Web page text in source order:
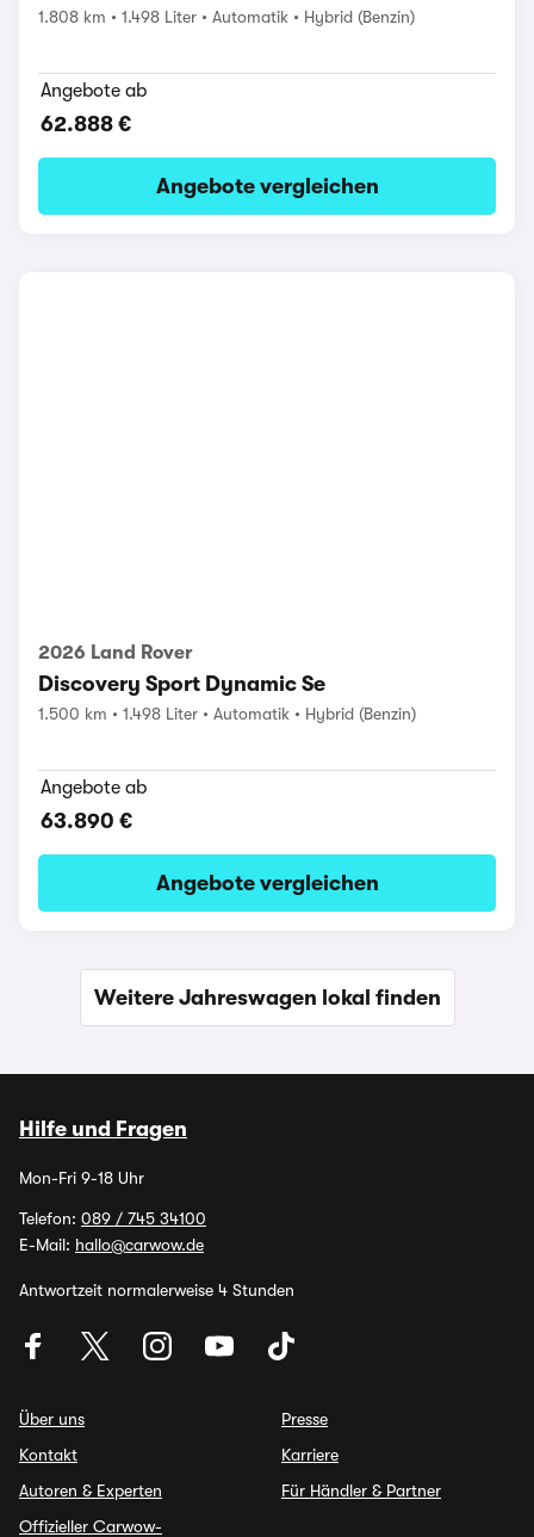
1.808 km 1.498 Liter Automatik Hybrid (Benzin)
Angebote ab
62.888 €
Angebote vergleichen
2026 Land Rover
Discovery Sport Dynamic Se
1.500 km 1.498 Liter Automatik Hybrid (Benzin)
Angebote ab
63.890 €
Angebote vergleichen
Weitere Jahreswagen lokal finden
Hilfe und Fragen
Mon-Fri 9-18 Uhr
Telefon: 089 / 745 34100
E-Mail: hallo@carwow.de
Antwortzeit normalerweise 4 Stunden
Über uns
Kontakt
Autoren & Experten
Offizieller Carwow-
Presse
Karriere
Für Händler & Partner